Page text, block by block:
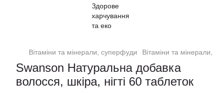
Вітаміни та мінерали, суперфуди Вітаміни та мінерали,
Swanson Натуральна добавка
волосся, шкіра, нігті 60 таблеток